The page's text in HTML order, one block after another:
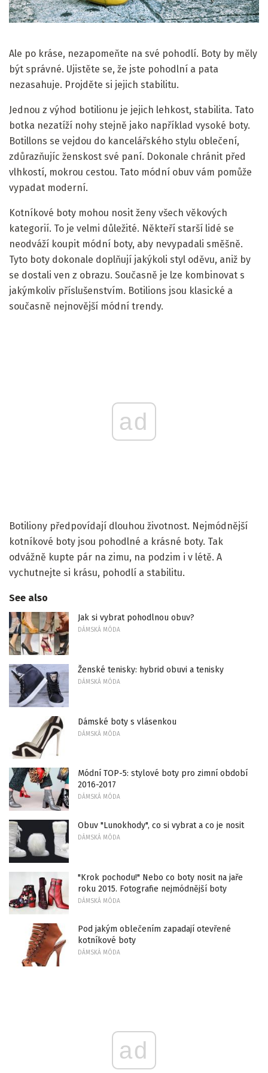
Ale po kráse, nezapomeňte na své pohodlí. Boty by měly
být správné. Ujistěte se, že jste pohodlní a pata
nezasahuje. Projděte si jejich stabilitu.
Jednou z výhod botilionu je jejich lehkost, stabilita. Tato
botka nezatíží nohy stejně jako například vysoké boty.
Botillons se vejdou do kancelářského stylu oblečení,
zdůrazňujíc ženskost své paní. Dokonale chránit před
vlhkostí, mokrou cestou. Tato módní obuv vám pomůže
vypadat moderní.
Kotníkové boty mohou nosit ženy všech věkových
kategorií. To je velmi důležité. Někteří starší lidé se
neodváží koupit módní boty, aby nevypadali směšně.
Tyto boty dokonale doplňují jakýkoli styl oděvu, aniž by
se dostali ven z obrazu. Současně je lze kombinovat s
jakýmkoliv příslušenstvím. Botilions jsou klasické a
současně nejnovější módní trendy.
ad
Botiliony předpovídají dlouhou životnost. Nejmódnější
kotníkové boty jsou pohodlné a krásné boty. Tak
odvážně kupte pár na zimu, na podzim i v létě. A
vychutnejte si krásu, pohodlí a stabilitu.
See also
Jak si vybrat pohodlnou obuv?
DÁMSKÁ MÓDA
Ženské tenisky: hybrid obuvi a tenisky
DÁMSKÁ MÓDA
Dámské boty s vlásenkou
DÁMSKÁ MÓDA
Módní TOP-5: stylové boty pro zimní období
2016-2017
DÁMSKÁ MÓDA
Obuv "Lunokhody", co si vybrat a co je nosit
DÁMSKÁ MÓDA
"Krok pochodu!" Nebo co boty nosit na jaře
roku 2015. Fotografie nejmódnější boty
DÁMSKÁ MÓDA
Pod jakým oblečením zapadají otevřené
kotníkové boty
DÁMSKÁ MÓDA
ad